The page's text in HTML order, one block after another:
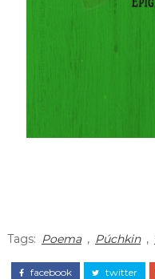
Tags: Poema , Púchkin ,
facebook twitter